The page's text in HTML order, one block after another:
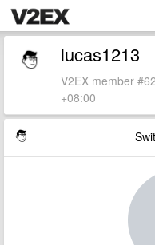
lucas1213
V2EX member
+08:00